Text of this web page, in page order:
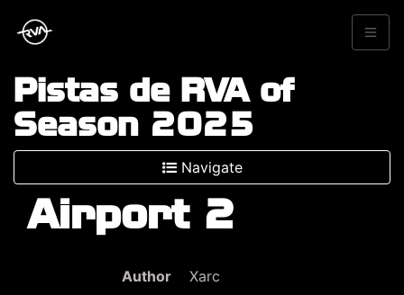
Pistas de RVA of
Season 2025
Navigate
Airport 2
Author
Xarc